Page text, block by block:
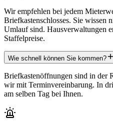
Wir empfehlen bei jedem
Briefkastenschlosses. Sie wissen
Umlauf sind. Hausverwaltungen
Staffelpreise.
Wie schnell können Sie kommen?
Briefkastenöffnungen sind in der
wir mit Terminvereinbarung. In
am selben Tag bei Ihnen.